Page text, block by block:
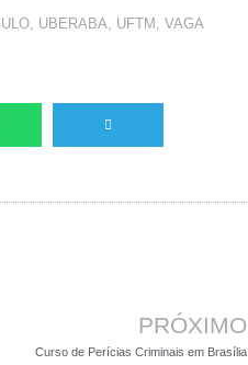
UBERABA UFTM VAGA
PRÓXIMO
Curso de Perícias Criminais em Brasília